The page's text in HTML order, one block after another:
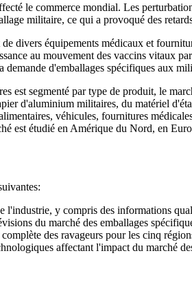
le commerce mondial. Les
militaire, ce qui a provoqué des
divers équipements médicaux et
au mouvement des vaccins vitaux
demande d'emballages spécifiques aux
est segmenté par type de produit, le
d'aluminium militaires, du matériel
véhicules, fournitures
est étudié en Amérique du Nord, en
l'industrie, y compris des informations
du marché des emballages
des ravageurs pour les cinq
affectant l'impact du marché